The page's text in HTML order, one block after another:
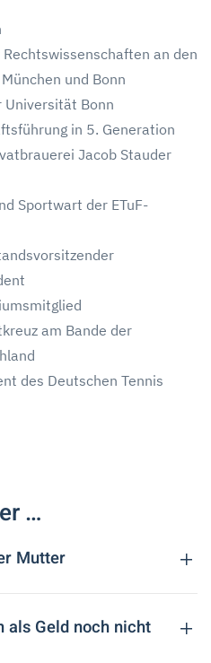
an den
und Bonn
Bonn
in 5. Generation
Jacob Stauder
Sportwart der ETuF-
am Bande der
des Deutschen Tennis
…
Mutter
als Geld noch nicht